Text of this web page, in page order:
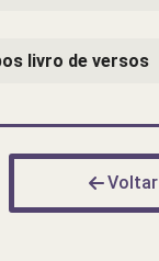
livro de versos
Voltar